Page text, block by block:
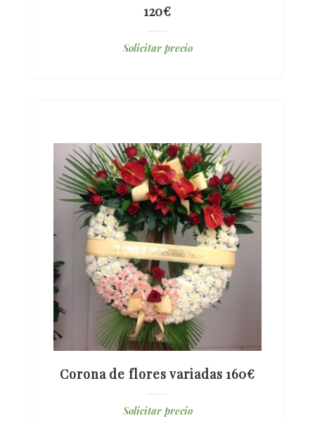
120€
Solicitar precio
Corona de flores variadas 160€
Solicitar precio